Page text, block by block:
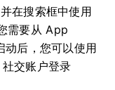
在搜索框中使用
需要从 App
后，您可以使用
交账户登录